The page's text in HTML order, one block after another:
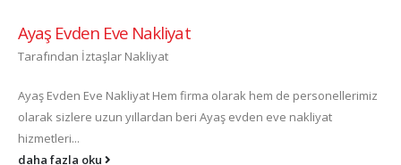
Ayaş Evden Eve Nakliyat
Tarafından İztaşlar Nakliyat
Ayaş Evden Eve Nakliyat Hem firma olarak hem de personellerimiz
olarak sizlere uzun yıllardan beri Ayaş evden eve nakliyat
hizmetleri...
daha fazla oku